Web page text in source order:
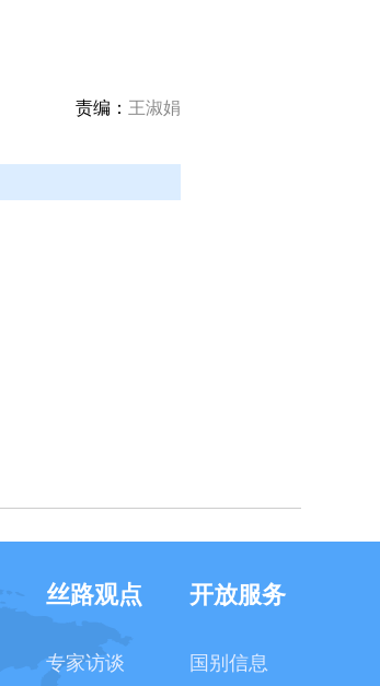
责编： 王淑娟
丝路观点
专家访谈
开放服务
国别信息